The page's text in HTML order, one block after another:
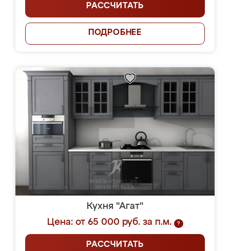
РАССЧИТАТЬ
ПОДРОБНЕЕ
Кухня "Агат"
Цена: от 65 000 руб. за п.м.
?
РАССЧИТАТЬ